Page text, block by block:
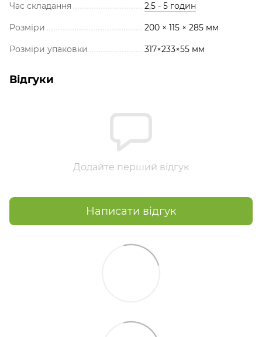
Час складання 2,5 - 5 годин
Розміри 200 × 115 × 285 мм
Розміри упаковки 317×233×55 мм
Відгуки
Додайте перший відгук
Написати відгук